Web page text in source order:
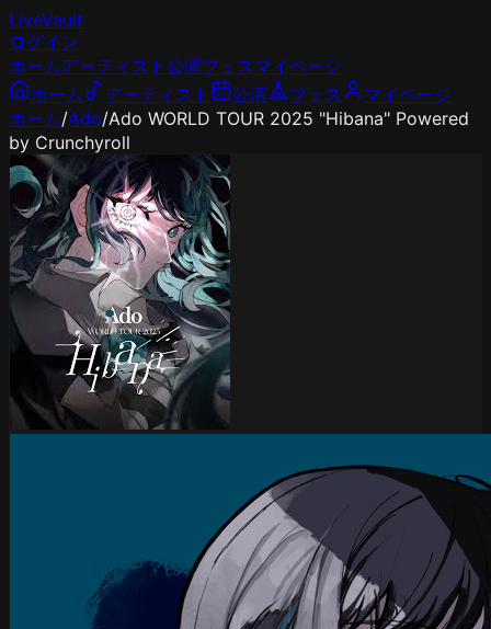
LiveVault
ログイン
ホームアーティスト 公演フェスマイページ
ホーム
アーティスト 公演 フェス
マイページ
ホーム/Ado/Ado WORLD TOUR 2025 "Hibana" Powered
by Crunchyroll